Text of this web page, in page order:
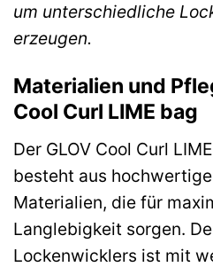
um unterschiedliche
erzeugen.
Materialien und
Cool Curl LIME bag
Der GLOV Cool Curl
besteht aus
Materialien, die für
Langlebigkeit sorgen.
Lockenwicklers ist mit